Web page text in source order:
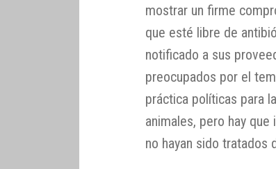
mostrar un firme
que esté libre de
notificado a sus
preocupados por el
práctica políticas para
animales, pero hay
no hayan sido tratados